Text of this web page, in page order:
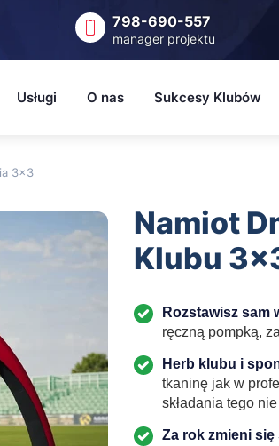
798-690-557
manager projektu
dotacji
Wsparcia i Rozwoju Lig Amatorskich
ferie
AdSports
Usługi
Pomoc w pozyskaniu dotacji
Nowoczesna Platforma dla Klubów
O nas Sukcesy Klubów
3x3
Rozstawisz sam
ręczną pompką,
Herb klubu i
tkaninę jak w
składania tego
Za rok zmieni
Namiot
Klubu